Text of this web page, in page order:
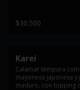
$30.500
Karei
Calamar tempura
mayonesa japonesa y
maduro, con topping